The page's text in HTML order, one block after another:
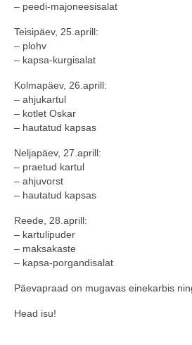
COOP KLIENDIKAART
KINKEKAART
PAKUME TÖÖD
HIIUMAA KÖÖK JA PAGAR
MEIE PANUS
– peedi-majoneesisalat
Teisipäev, 25.aprill:
– plohv
– kapsa-kurgisalat
Kolmapäev, 26.aprill:
– ahjukartul
– kotlet Oskar
– hautatud kapsas
Neljapäev, 27.aprill:
– praetud kartul
– ahjuvorst
– hautatud kapsas
Reede, 28.aprill:
– kartulipuder
– maksakaste
– kapsa-porgandisalat
Päevapraad on mugavas einekarbis
Head isu!